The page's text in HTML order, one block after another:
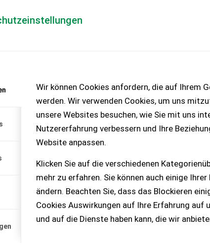
Wir können Cookies anfordern, die auf Ihrem
werden. Wir verwenden Cookies, um uns
unsere Websites besuchen, wie Sie mit uns
Nutzererfahrung verbessern und Ihre
Website anpassen.
Klicken Sie auf die verschiedenen
mehr zu erfahren. Sie können auch einige Ihrer
ändern. Beachten Sie, dass das Blockieren
Cookies Auswirkungen auf Ihre Erfahrung auf
und auf die Dienste haben kann, die wir
– KEINE
FM200S
com
- Streubreite